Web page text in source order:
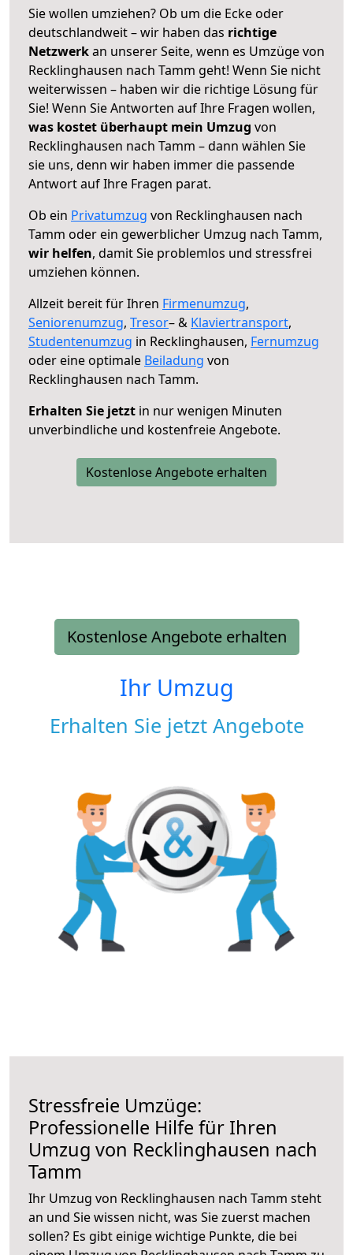
Sie wollen umziehen? Ob um die Ecke oder
deutschlandweit – wir haben das richtige
Netzwerkan unserer Seite, wenn es Umzüge von
Recklinghausen nach Tamm geht! Wenn Sie nicht
weiterwissen – haben wir die richtige Lösung für
Sie! Wenn Sie Antworten auf Ihre Fragen wollen,
was kostet überhaupt mein Umzug von
Recklinghausen nach Tamm – dann wählen Sie
sie uns, denn wir haben immer die passende
Antwort auf Ihre Fragen parat.
Ob ein Privatumzug von Recklinghausen nach
Tamm oder ein gewerblicher Umzug nach Tamm,
wir helfen, damit Sie problemlos und stressfrei
umziehen können.
Allzeit bereit für Ihren Firmenumzug,
Seniorenumzug, Tresor– & Klaviertransport,
Studentenumzug in Recklinghausen, Fernumzug
oder eine optimale Beiladung von
Recklinghausen nach Tamm.
Erhalten Sie jetzt in nur wenigen Minuten
unverbindliche und kostenfreie Angebote.
Kostenlose Angebote erhalten
Kostenlose Angebote erhalten
Ihr Umzug
Erhalten Sie jetzt Angebote
Stressfreie Umzüge:
Professionelle Hilfe für Ihren
Umzug von Recklinghausen nach
Tamm
Ihr Umzug von Recklinghausen nach Tamm steht
an und Sie wissen nicht, was Sie zuerst machen
sollen? Es gibt einige wichtige Punkte, die bei